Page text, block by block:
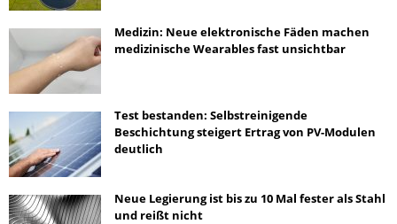
Medizin: Neue elektronische Fäden machen
medizinische Wearables fast unsichtbar
Test bestanden: Selbstreinigende
Beschichtung steigert Ertrag von PV-Modulen
deutlich
Neue Legierung ist bis zu 10 Mal fester als Stahl
und reißt nicht